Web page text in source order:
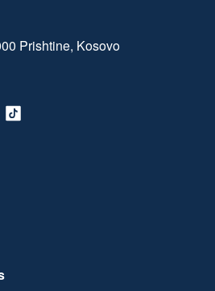
Prishtine, Kosovo